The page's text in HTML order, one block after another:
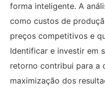
forma inteligente. A
como custos de
preços competitivos e
Identificar e investir em
retorno contribui para a
maximização dos